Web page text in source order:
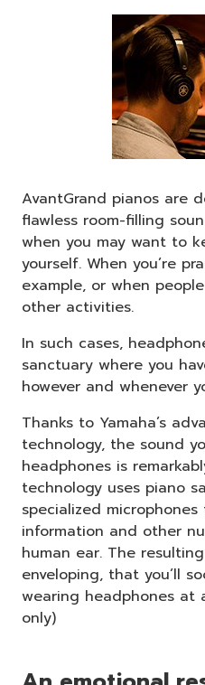
AvantGrand pianos are
flawless room-filling
when you may want to
yourself. When you’re
example, or when
other activities.
In such cases,
sanctuary where you
however and whenever
Thanks to Yamaha’s
technology, the sound
headphones is
technology uses piano
specialized
information and other
human ear. The
enveloping, that you’ll
wearing headphones at
only)